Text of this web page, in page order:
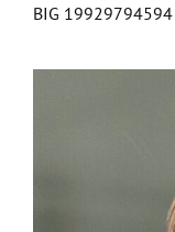
BIG 19929794594